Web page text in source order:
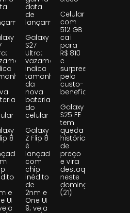
8
e
UI
data
de
lançamento
Galaxy
S27
Ultra:
vazamento
indica
tamanho
da
nova
bateria
do
celular
Galaxy
Z Flip 8
é
lançado
com
chip
inédito
de
2nm e
One UI
9; veja
Celular
com
512 GB
cai
para
R$ 810
e
surpreende
pelo
custo-
benefício
Galaxy
S25 FE
tem
queda
histórica
de
preço
e vira
destaque
neste
domingo
(21)